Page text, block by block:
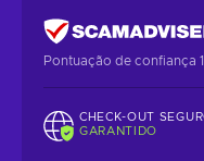
Pontuação de confiança
CHECK-OUT
GARANTIDO